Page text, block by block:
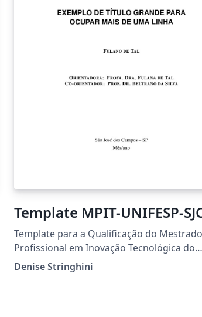
Template MPIT-UNIFESP-
Template para a Qualificação do Mestrado
Profissional em Inovação Tecnológica do
ICT/Unifesp (Campus São José dos
Denise Stringhini